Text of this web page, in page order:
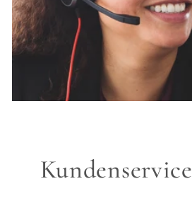
Kundenservice